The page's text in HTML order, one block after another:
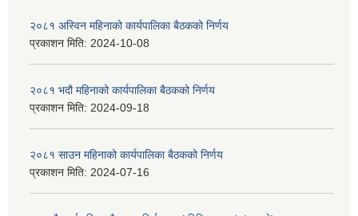
२०८१ अस्विन महिनाको कार्यपालिका बैठकको निर्णय
प्रकाशन मिति: 2024-10-08
२०८१ भदौ महिनाको कार्यपालिका बैठकको निर्णय
प्रकाशन मिति: 2024-09-18
२०८१ साउन महिनाको कार्यपालिका बैठकको निर्णय
प्रकाशन मिति: 2024-07-16